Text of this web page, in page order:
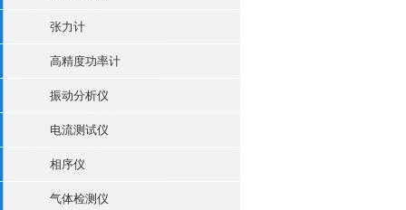
张力计
高精度功率计
振动分析仪
电流测试仪
相序仪
气体检测仪